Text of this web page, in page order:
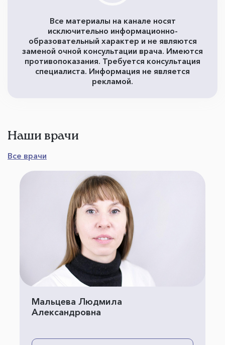
Все материалы на канале носят
исключительно информационно-
образовательный характер и не являются
заменой очной консультации врача. Имеются
противопоказания. Требуется консультация
специалиста. Информация не является
рекламой.
Наши врачи
Все врачи
Мальцева Людмила
Александровна